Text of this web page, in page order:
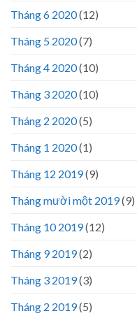
Tháng 6 2020(12)
Tháng 5 2020(7)
Tháng 4 2020(10)
Tháng 3 2020(10)
Tháng 2 2020(5)
Tháng 1 2020(1)
Tháng 12 2019(9)
Tháng mười một 2019(9)
Tháng 10 2019(12)
Tháng 9 2019(2)
Tháng 3 2019(3)
Tháng 2 2019(5)